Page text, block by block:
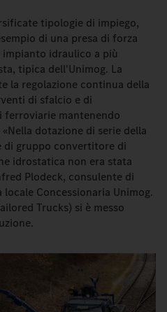
tipologie di impiego,
di una presa di forza
idraulico a più
tipica dell'Unimog. La
la regolazione continua della
di sfalcio e di
ferroviarie mantenendo
dotazione di serie della
di gruppo convertitore di
idrostatica non era stata
Plodeck, consulente di
Concessionaria Unimog.
Trucks) si è messo